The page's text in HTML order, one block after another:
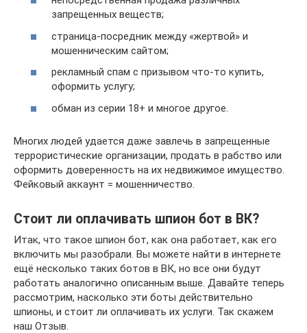
запрещенных веществ;
страница-посредник между «жертвой» и
мошенническим сайтом;
рекламный спам с призывом что-то купить,
оформить услугу;
обман из серии 18+ и многое другое.
Многих людей удается даже завлечь в запрещенные
террористические организации, продать в рабство или
оформить доверенность на их недвижимое имущество.
Фейковый аккаунт = мошенничество.
Стоит ли оплачивать шпион бот в ВК?
Итак, что такое шпион бот, как она работает, как его
включить мы разобрали. Вы можете найти в интернете
ещё несколько таких ботов в ВК, но все они будут
работать аналогично описанным выше. Давайте теперь
рассмотрим, насколько эти боты действительно
шпионы, и стоит ли оплачивать их услуги. Так скажем
наш Отзыв.